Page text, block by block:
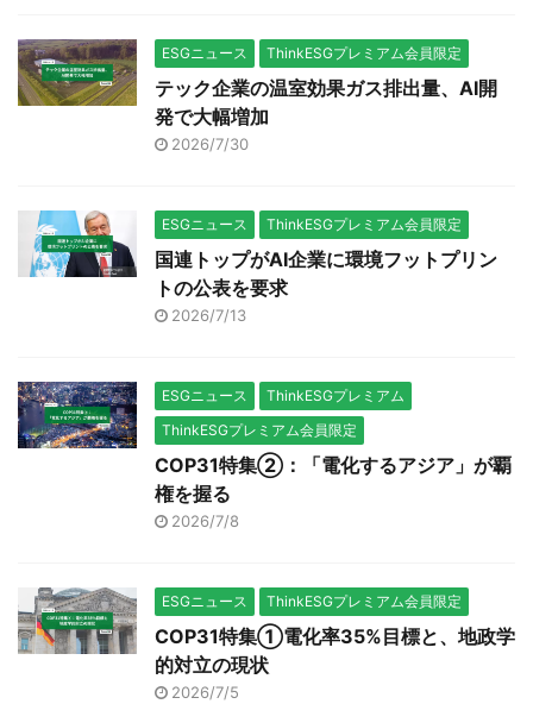
対する姿勢や機会、課題
を評価するために実施さ
れた。また、今回初めて
中東・北アフリカ
（MENA）地域の投資家
＊1, ＊2 過去最高の関心
度と「意識・行 ...
2026」を基に、世界の
電力市場が迎えた歴史的
転換点を詳解する。＊１
電の成長により、クリー
ンな電力源が2025年 ...
ESGニュース ThinkESGプレミアム会員限定
テック企業の温室効果ガス排出量、AI開
発で大幅増加
2026/7/30
ESGニュース ThinkESGプレミアム会員限定
国連トップがAI企業に環境フットプリン
トの公表を要求
2026/7/13
ESGニュース
ThinkESGプレミアム
ThinkESGプレミアム会員限定
COP31特集②：「電化するアジア」が覇
権を握る
2026/7/8
ESGニュース ThinkESGプレミアム会員限定
COP31特集①電化率35%目標と、地政学
的対立の現状
2026/7/5